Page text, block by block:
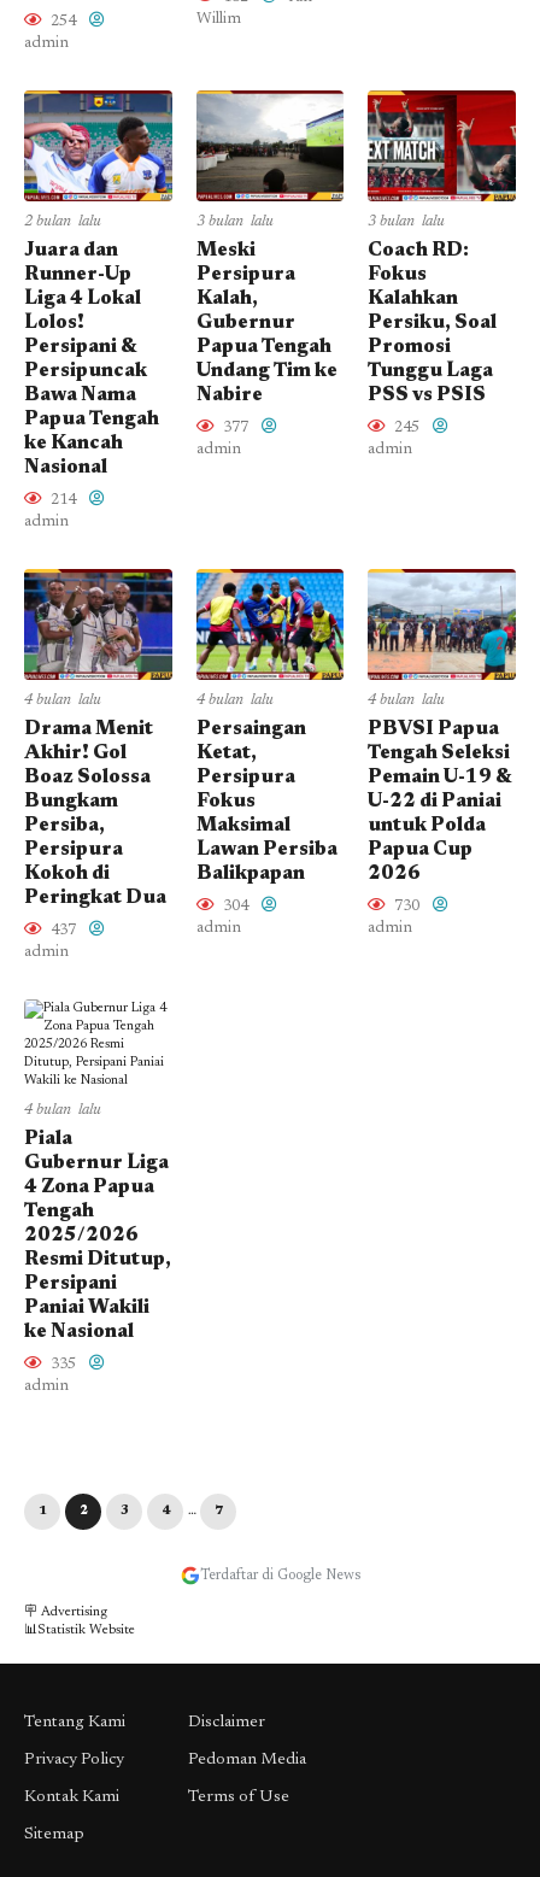
254
admin
Willim
2 bulan lalu
Juara dan
Runner-Up
Liga 4 Lokal
Lolos!
Persipani &
Persipuncak
Bawa Nama
Papua Tengah
ke Kancah
Nasional
214
admin
3 bulan lalu
Meski
Persipura
Kalah,
Gubernur
Papua Tengah
Undang Tim ke
Nabire
377
admin
3 bulan lalu
Coach RD:
Fokus
Kalahkan
Persiku, Soal
Promosi
Tunggu Laga
PSS vs PSIS
245
admin
4 bulan lalu
Drama Menit
Akhir! Gol
Boaz Solossa
Bungkam
Persiba,
Persipura
Kokoh di
Peringkat Dua
437
admin
4 bulan lalu
Persaingan
Ketat,
Persipura
Fokus
Maksimal
Lawan Persiba
Balikpapan
304
admin
4 bulan lalu
PBVSI Papua
Tengah Seleksi
Pemain U-19 &
U-22 di Paniai
untuk Polda
Papua Cup
2026
730
admin
4 bulan lalu
Piala
Gubernur Liga
4 Zona Papua
Tengah
2025/2026
Resmi Ditutup,
Persipani
Paniai Wakili
ke Nasional
335
admin
1 2 3 4 … 7
Terdaftar di Google News
🪧 Advertising
📊Statistik Website
Tentang Kami
Privacy Policy
Kontak Kami
Sitemap
Disclaimer
Pedoman Media
Terms of Use